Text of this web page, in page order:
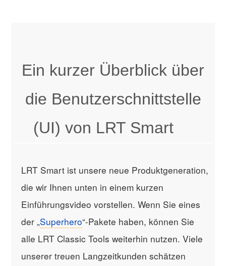
Ein kurzer Überblick über
die Benutzerschnittstelle
(UI) von LRT Smart
LRT Smart ist unsere neue Produktgeneration,
die wir Ihnen unten in einem kurzen
Einführungsvideo vorstellen. Wenn Sie eines
der „Superhero“-Pakete haben, können Sie
alle LRT Classic Tools weiterhin nutzen. Viele
unserer treuen Langzeitkunden schätzen